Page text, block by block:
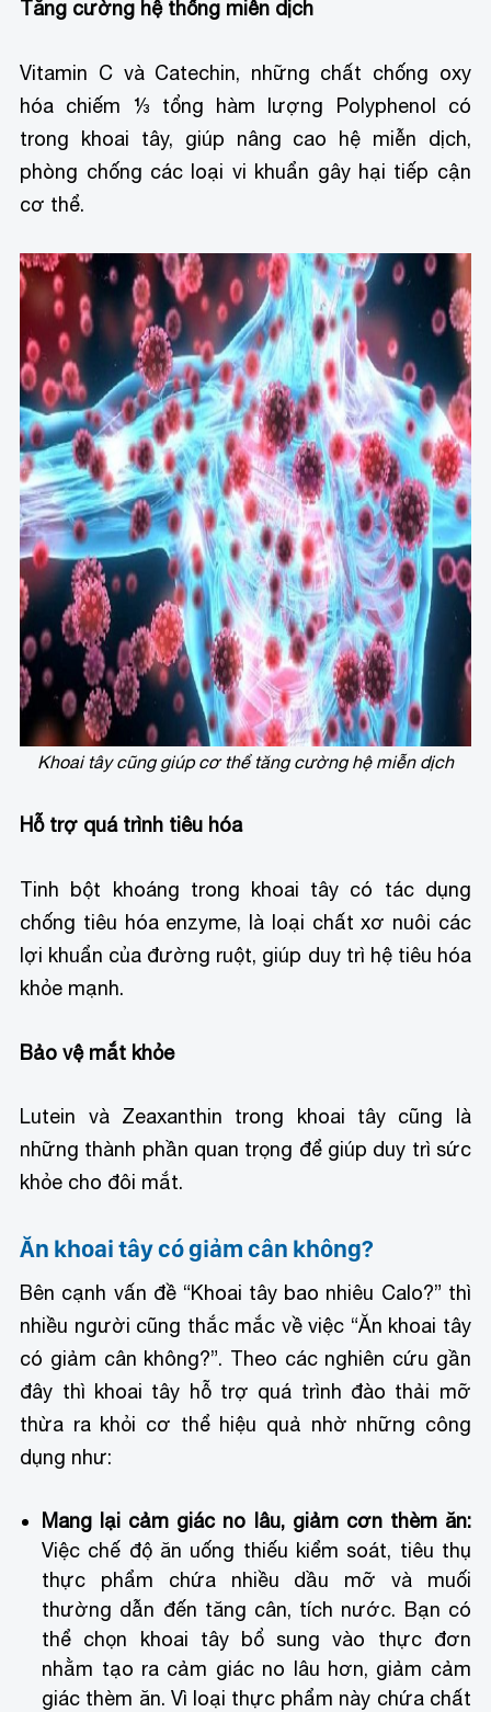
Tăng cường hệ thống miễn dịch
Vitamin C và Catechin, những chất chống oxy
hóa chiếm ⅓ tổng hàm lượng Polyphenol có
trong khoai tây, giúp nâng cao hệ miễn dịch,
phòng chống các loại vi khuẩn gây hại tiếp cận
cơ thể.
Khoai tây cũng giúp cơ thể tăng cường hệ miễn dịch
Hỗ trợ quá trình tiêu hóa
Tinh bột khoáng trong khoai tây có tác dụng
chống tiêu hóa enzyme, là loại chất xơ nuôi các
lợi khuẩn của đường ruột, giúp duy trì hệ tiêu hóa
khỏe mạnh.
Bảo vệ mắt khỏe
Lutein và Zeaxanthin trong khoai tây cũng là
những thành phần quan trọng để giúp duy trì sức
khỏe cho đôi mắt.
Ăn khoai tây có giảm cân không?
Bên cạnh vấn đề “Khoai tây bao nhiêu Calo?” thì
nhiều người cũng thắc mắc về việc “Ăn khoai tây
có giảm cân không?”. Theo các nghiên cứu gần
đây thì khoai tây hỗ trợ quá trình đào thải mỡ
thừa ra khỏi cơ thể hiệu quả nhờ những công
dụng như:
Mang lại cảm giác no lâu, giảm cơn thèm ăn:
Việc chế độ ăn uống thiếu kiểm soát, tiêu thụ
thực phẩm chứa nhiều dầu mỡ và muối
thường dẫn đến tăng cân, tích nước. Bạn có
thể chọn khoai tây bổ sung vào thực đơn
nhằm tạo ra cảm giác no lâu hơn, giảm cảm
giác thèm ăn. Vì loại thực phẩm này chứa chất